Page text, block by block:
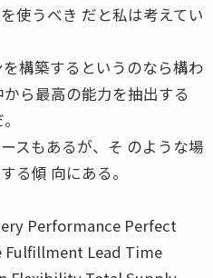
使うべき だと私は考えてい
構築するというのなら構わ
ら最高の能力を抽出する
スもあるが、そ のような場
る傾 向にある。
Performance Perfect
Lead Time